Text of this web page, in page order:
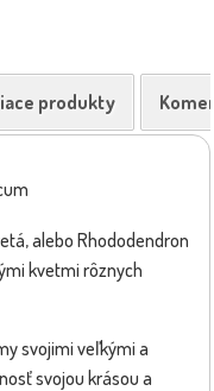
produkty
alebo Rhododendron
kvetmi rôznych
svojimi veľkými a
svojou krásou a